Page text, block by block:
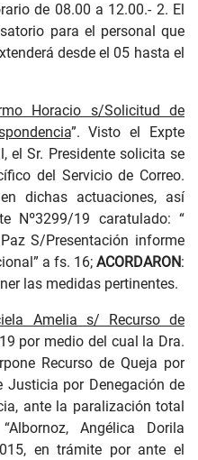
de 08.00 a 12.00.- 2. El
para el personal que
desde el 05 hasta el
Horacio s/Solicitud de
”. Visto el Expte
el Sr. Presidente solicita se
del Servicio de Correo.
dichas actuaciones, así
Nº3299/19 caratulado: “
S/Presentación informe
a fs. 16; ACORDARON:
las medidas pertinentes.
Amelia s/ Recurso de
por medio del cual la Dra.
Recurso de Queja por
Justicia por Denegación de
ante la paralización total
Angélica Dorila
en trámite por ante el